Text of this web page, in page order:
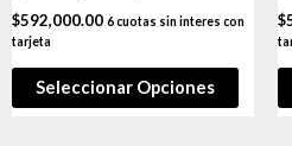
$592,000.00 6 cuotas sin interes con
tarjeta
Seleccionar Opciones
$